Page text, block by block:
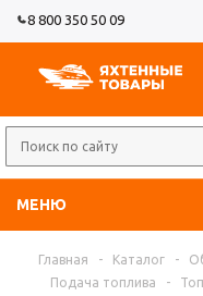
8 800 350 50 09
МЕНЮ
Главная - Каталог -
Подача топлива
-